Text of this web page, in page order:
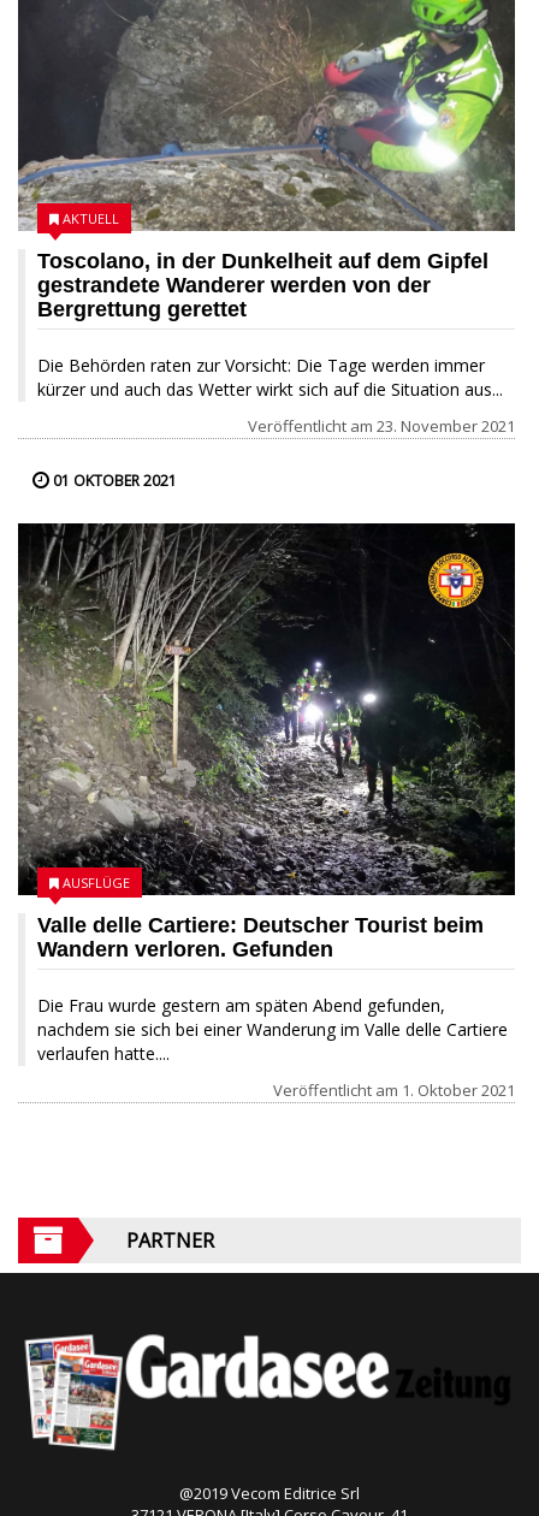
Toscolano, in der Dunkelheit auf dem Gipfel
gestrandete Wanderer werden von der
Bergrettung gerettet
Die Behörden raten zur Vorsicht: Die Tage werden immer
kürzer und auch das Wetter wirkt sich auf die Situation aus...
AKTUELL
Veröffentlicht am 23. November 2021
01 OKTOBER 2021
Valle delle Cartiere: Deutscher Tourist beim
Wandern verloren. Gefunden
Die Frau wurde gestern am späten Abend gefunden,
nachdem sie sich bei einer Wanderung im Valle delle Cartiere
verlaufen hatte....
AUSFLÜGE
Veröffentlicht am 1. Oktober 2021
PARTNER
@2019 Vecom Editrice Srl